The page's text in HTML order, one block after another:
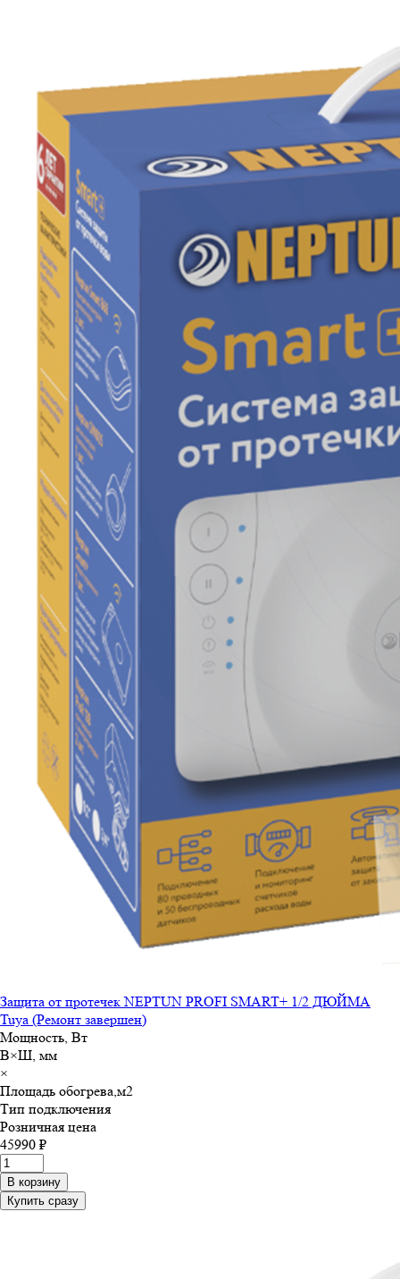
Защита от протечек NEPTUN PROFI SMART+ 1/2 ДЮЙМА
Tuya (Ремонт завершен)
Мощность, Вт
В×Ш, мм
×
Площадь обогрева,м2
Тип подключения
Розничная цена
45990 ₽
В корзину
Купить сразу